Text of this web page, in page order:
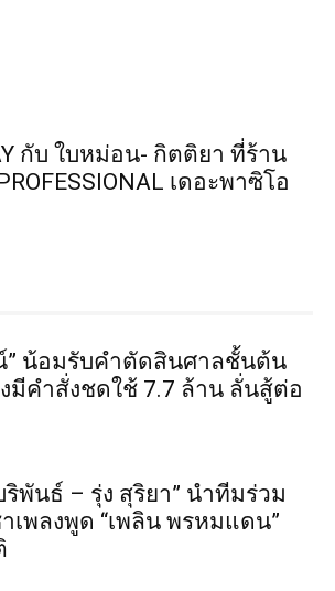
กับ ใบหม่อน- กิตติยา ที่ร้าน
เดอะพาซิโอ
” น้อมรับคำตัดสินศาลชั้นต้น
มีคำสั่งชดใช้ 7.7 ล้าน ลั่นสู้ต่อ
พันธ์ – รุ่ง สุริยา” นำทีมร่วม
เพลงพูด “เพลิน พรหมแดน”